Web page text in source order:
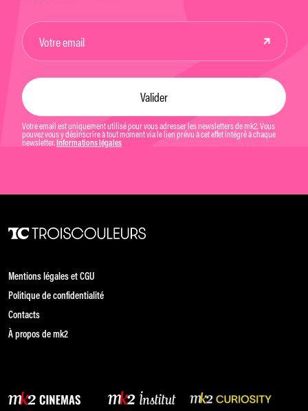
Votre email est uniquement utilisé pour vous adresser les newsletters de mk2. Vous
pouvez vous y désinscrire à tout moment via le lien prévu à cet effet intégré à chaque
newsletter. Informations légales
Mentions légales et CGU
Politique de confidentialité
Contacts
À propos de mk2